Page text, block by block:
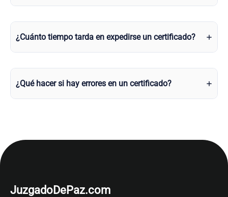
¿Cuánto tiempo tarda en expedirse un certificado?
¿Qué hacer si hay errores en un certificado?
JuzgadoDePaz.com